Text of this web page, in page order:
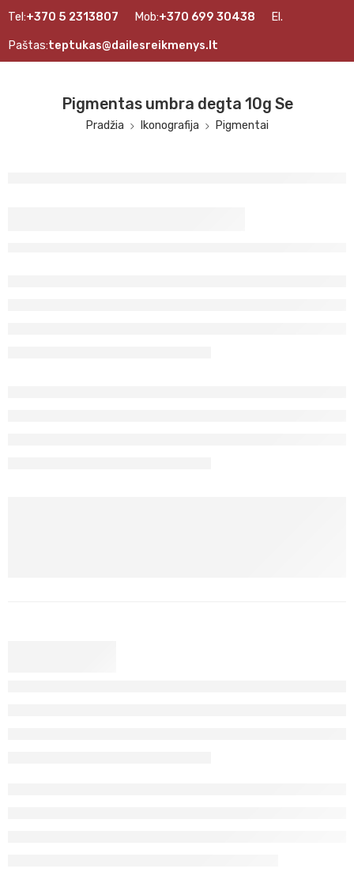
Tel:+370 5 2313807 Mob:+370 699 30438 El.
Paštas:teptukas@dailesreikmenys.lt
Pigmentas umbra degta 10g Se
Pradžia Ikonografija Pigmentai